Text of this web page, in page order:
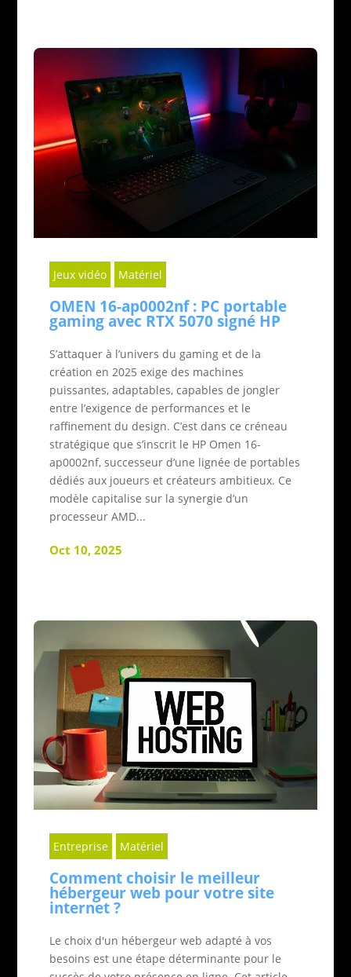
potentiel révolutionnaire dans divers secteurs, de la
création artistique à la production industrielle.
La rubriqueMatériel est votre guide dans l’univers
des composants technologiques, offrant des
critiques, des guides d’achat, et des astuces pour
maximiser votre expérience technologique. Cette
catégorie est essentielle pour quiconque souhaite
comprendre et exploiter les avancées matérielles qui
façonnent le futur de la technologie.
Jeux vidéo Matériel
OMEN 16-ap0002nf : PC portable
gaming avec RTX 5070 signé HP
S’attaquer à l’univers du gaming et de la
création en 2025 exige des machines
puissantes, adaptables, capables de jongler
entre l’exigence de performances et le
raffinement du design. C’est dans ce créneau
stratégique que s’inscrit le HP Omen 16-
ap0002nf, successeur d’une lignée de portables
dédiés aux joueurs et créateurs ambitieux. Ce
modèle capitalise sur la synergie d’un
processeur AMD...
Oct 10, 2025
Entreprise Matériel
Comment choisir le meilleur
hébergeur web pour votre site
internet ?
Le choix d'un hébergeur web adapté à vos
besoins est une étape déterminante pour le